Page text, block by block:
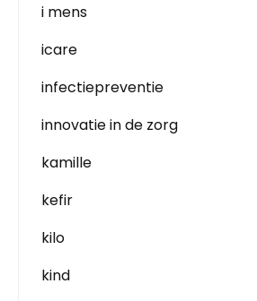
i mens
icare
infectiepreventie
innovatie in de zorg
kamille
kefir
kilo
kind